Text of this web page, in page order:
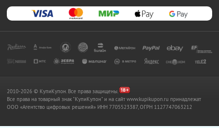
2010-2026 © КупиКупон. Все права защищены.
Все права на товарный знак "КупиКупон" и на сайт www.kupikupon.ru принадлежат
OOO «Агентство цифровых решений» ИНН 7705523387, ОГРН 1127747063212